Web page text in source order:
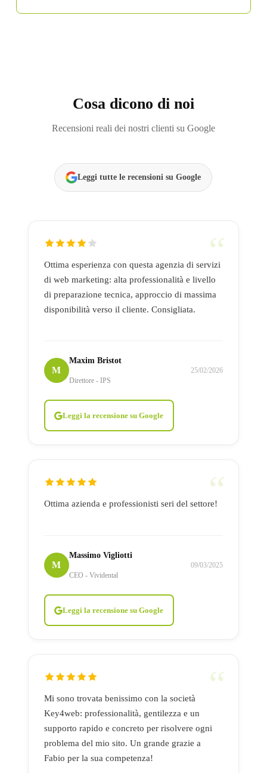
Cosa dicono di noi
Recensioni reali dei nostri clienti su Google
Leggi tutte le recensioni su Google
Ottima esperienza con questa agenzia di servizi
di web marketing: alta professionalità e livello
di preparazione tecnica, approccio di massima
disponibilità verso il cliente. Consigliata.
M
Maxim Bristot
Direttore - IPS
25/02/2026
Leggi la recensione su Google
Ottima azienda e professionisti seri del settore!
M
Massimo Vigliotti
CEO - Vividental
09/03/2025
Leggi la recensione su Google
Mi sono trovata benissimo con la società
Key4web: professionalità, gentilezza e un
supporto rapido e concreto per risolvere ogni
problema del mio sito. Un grande grazie a
Fabio per la sua competenza!